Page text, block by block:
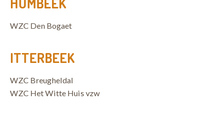
WZC Den Bogaet
ITTERBEEK
WZC Breugheldal
WZC Het Witte Huis vzw